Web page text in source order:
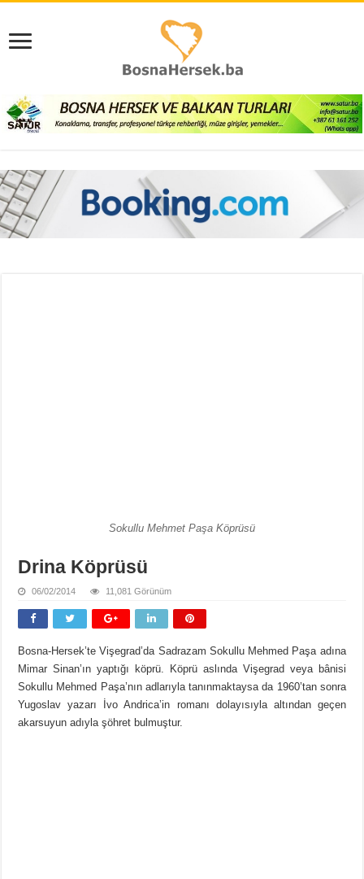
Sokullu Mehmet Paşa Köprüsü
Drina Köprüsü
06/02/2014 11,081 Görünüm
Bosna-Hersek’te Vişegrad’da Sadrazam Sokullu Mehmed Paşa adına
Mimar Sinan’ın yaptığı köprü. Köprü aslında Vişegrad veya bânisi
Sokullu Mehmed Paşa’nın adlarıyla tanınmaktaysa da 1960’tan sonra
Yugoslav yazarı İvo Andrica’in romanı dolayısıyla altından geçen
akarsuyun adıyla şöhret bulmuştur.